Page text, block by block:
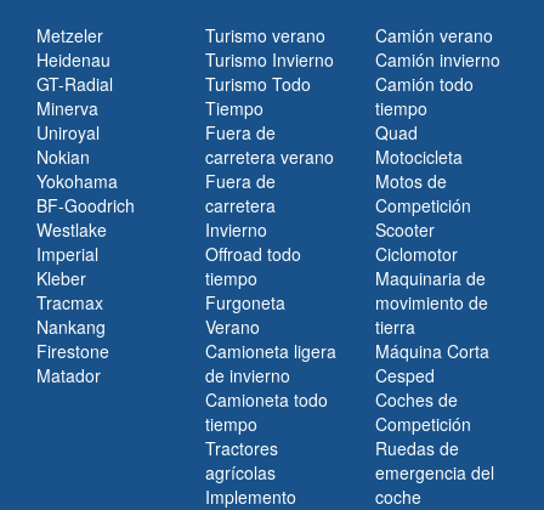
Metzeler
Heidenau
GT-Radial
Minerva
Uniroyal
Nokian
Yokohama
BF-Goodrich
Westlake
Imperial
Kleber
Tracmax
Nankang
Firestone
Matador
Turismo verano
Turismo Invierno
Turismo Todo
Tiempo
Fuera de
carretera verano
Fuera de
carretera
Invierno
Offroad todo
tiempo
Furgoneta
Verano
Camioneta ligera
de invierno
Camioneta todo
tiempo
Tractores
agrícolas
Implemento
Camión verano
Camión invierno
Camión todo
tiempo
Quad
Motocicleta
Motos de
Competición
Scooter
Ciclomotor
Maquinaria de
movimiento de
tierra
Máquina Corta
Cesped
Coches de
Competición
Ruedas de
emergencia del
coche